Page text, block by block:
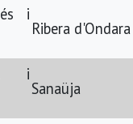
i
Ribera d'Ondara
i
Sanaüja